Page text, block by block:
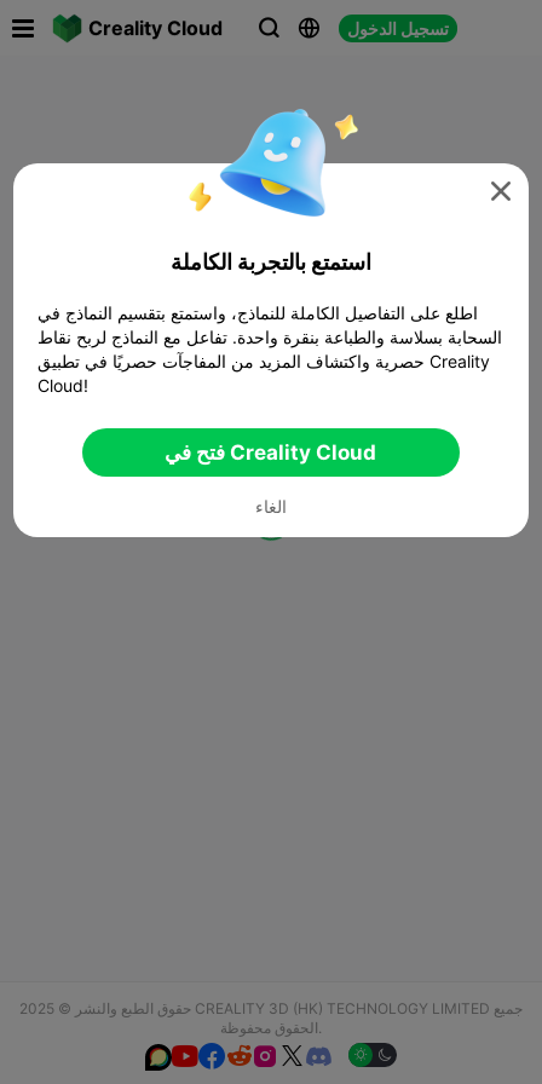
Creality Cloud   تسجيل الدخول
حقوق الطبع والنشر © 2025 CREALITY 3D (HK) TECHNOLOGY LIMITED جميع
الحقوق محفوظة.
  

استمتع بالتجربة الكاملة
اطلع على التفاصيل الكاملة للنماذج، واستمتع بتقسيم النماذج في
السحابة بسلاسة والطباعة بنقرة واحدة. تفاعل مع النماذج لربح نقاط
حصرية واكتشاف المزيد من المفاجآت حصريًا في تطبيق Creality
Cloud!
فتح في Creality Cloud
الغاء